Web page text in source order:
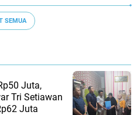
SEMUA
Juta,
Tri Setiawan
Juta